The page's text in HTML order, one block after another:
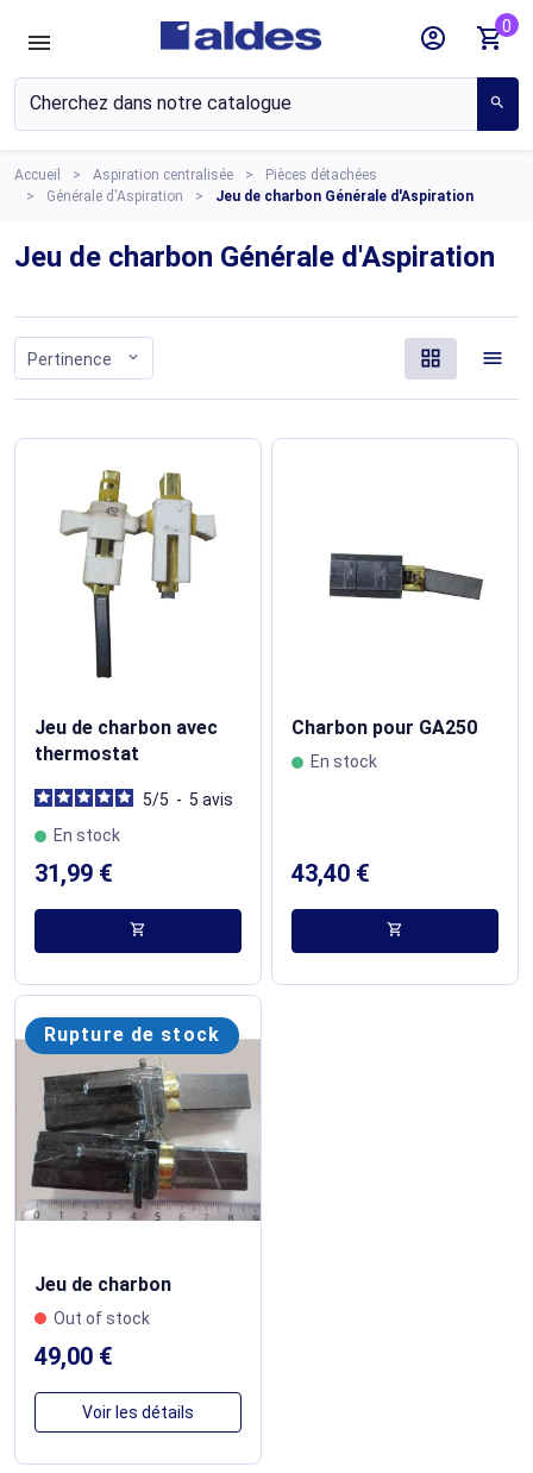
search
account_circle shopping_cart0
Accueil Aspiration centralisée
Pièces détachées
Générale d'Aspiration
Jeu de charbon Générale d'Aspiration
Jeu de charbon Générale d'Aspiration
Pertinence expand_more grid_view menu
Jeu de charbon avec
thermostat
5/5 - 5 avis
En stock
31,99 €
shopping_cart
Charbon pour GA250
En stock
43,40 €
shopping_cart
Rupture de stock
Jeu de charbon
Out of stock
49,00 €
Voir les détails